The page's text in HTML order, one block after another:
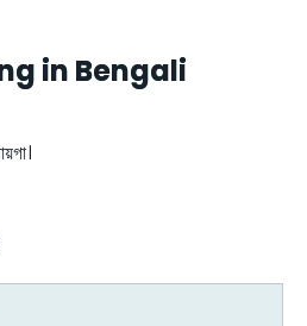
in Bengali